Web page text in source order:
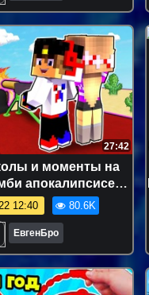
27:42
и моменты на
апокалипсисе
в roblox в
новичок
minecraft
12:40 80.6K
ЕвгенБро